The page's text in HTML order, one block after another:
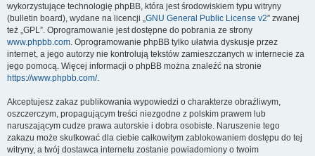
wykorzystujące technologię phpBB, która jest środowiskiem typu witryny
(bulletin board), wydane na licencji „GNU General Public License v2” zwanej
też „GPL”. Oprogramowanie jest dostępne do pobrania ze strony
www.phpbb.com. Oprogramowanie phpBB tylko ułatwia dyskusje przez
internet, a jego autorzy nie kontrolują tekstów zamieszczanych w internecie za
jego pomocą. Więcej informacji o phpBB można znaleźć na stronie
https://www.phpbb.com/.
Akceptujesz zakaz publikowania wypowiedzi o charakterze obraźliwym,
oszczerczym, propagującym treści niezgodne z polskim prawem lub
naruszającym cudze prawa autorskie i dobra osobiste. Naruszenie tego
zakazu może skutkować dla ciebie całkowitym zablokowaniem dostępu do tej
witryny, a twój dostawca internetu zostanie powiadomiony o twoim